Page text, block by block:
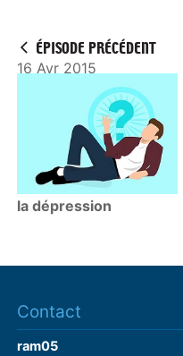
ÉPISODE PRÉCÉDENT
16 Avr 2015
la dépression
Contact
ram05